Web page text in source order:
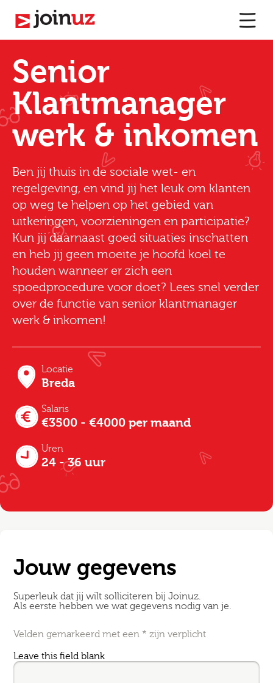
Senior
Klantmanager
werk & inkomen
Ben jij thuis in de sociale wet- en
regelgeving, en vind jij het leuk om klanten
op weg te helpen op het gebied van
uitkeringen, voorzieningen en participatie?
Kun jij daarnaast goed situaties inschatten
en heb jij geen moeite je hoofd koel te
houden wanneer er zich een
spoedprocedure voor doet? Lees snel verder
over de functie van senior klantmanager
werk & inkomen!
Locatie
Breda
Salaris
€3500 - €4000 per maand
Uren
24 - 36 uur
Jouw gegevens
Superleuk dat jij wilt solliciteren bij Joinuz.
Als eerste hebben we wat gegevens nodig van je.
Velden gemarkeerd met een * zijn verplicht
Leave this field blank